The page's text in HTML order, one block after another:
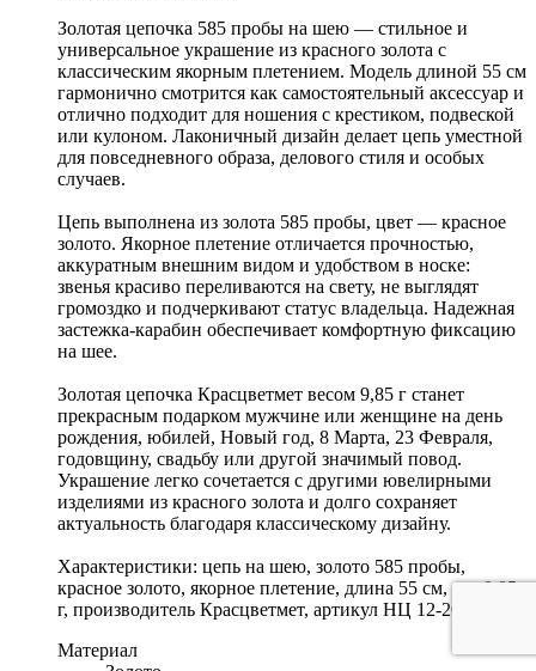
Золотая цепочка 585 пробы на шею — стильное и
универсальное украшение из красного золота с
классическим якорным плетением. Модель длиной 55 см
гармонично смотрится как самостоятельный аксессуар и
отлично подходит для ношения с крестиком, подвеской
или кулоном. Лаконичный дизайн делает цепь уместной
для повседневного образа, делового стиля и особых
случаев.
Цепь выполнена из золота 585 пробы, цвет — красное
золото. Якорное плетение отличается прочностью,
аккуратным внешним видом и удобством в носке:
звенья красиво переливаются на свету, не выглядят
громоздко и подчеркивают статус владельца. Надежная
застежка-карабин обеспечивает комфортную фиксацию
на шее.
Золотая цепочка Красцветмет весом 9,85 г станет
прекрасным подарком мужчине или женщине на день
рождения, юбилей, Новый год, 8 Марта, 23 Февраля,
годовщину, свадьбу или другой значимый повод.
Украшение легко сочетается с другими ювелирными
изделиями из красного золота и долго сохраняет
актуальность благодаря классическому дизайну.
Характеристики: цепь на шею, золото 585 пробы,
красное золото, якорное плетение, длина 55 см, вес 9,85
г, производитель Красцветмет, артикул НЦ 12-206ПГ.
Материал